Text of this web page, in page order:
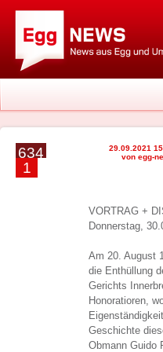
634
1
29.09.2021
von egg-
VORTRAG +
Donnerstag,
Am 20. August
die Enthüllung
Gerichts
Honoratioren,
Geschichte
Obmann Guido